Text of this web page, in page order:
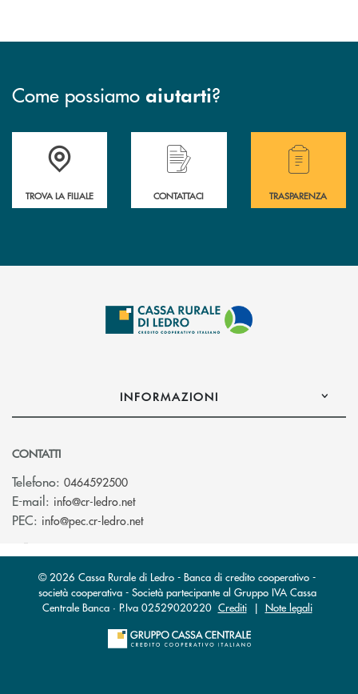
Come possiamo aiutarti?
Accedi all' elenco completo delle filiali .
TROVA LA FILIALE
Hai bisogno di assistenza immediata?
CONTATTACI
Hai bisogno di
TRASPARENZA
INFORMAZIONI
CONTATTI
Telefono: 0464592500
E-mail: info@cr-ledro.net(si apre l’app di posta elettronica)
PEC: info@pec.cr-ledro.net(si apre l’app di posta elettronica)
© 2026 Cassa Rurale di Ledro - Banca di credito cooperativo -
società cooperativa - Società partecipante al Gruppo IVA Cassa
Centrale Banca · P.Iva 02529020220 Crediti| Note legali